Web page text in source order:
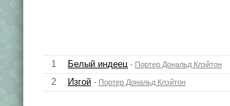
1 Белый индеец - Портер Дональд Клэйтон
2 Изгой - Портер Дональд Клэйтон